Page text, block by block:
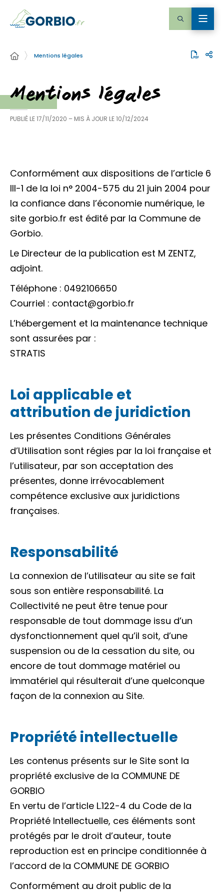
Mentions légales
Mentions légales
PUBLIÉ LE17/11/2020 – MIS À JOUR LE10/12/2024
Conformément aux dispositions de l’article 6
III-1 de la loi n° 2004-575 du 21 juin 2004 pour
la confiance dans l’économie numérique, le
site gorbio.fr est édité par la Commune de
Gorbio.
Le Directeur de la publication est M ZENTZ,
adjoint.
Téléphone : 0492106650
Courriel : contact@gorbio.fr
L’hébergement et la maintenance technique
sont assurées par :
STRATIS
Loi applicable et
attribution de juridiction
Les présentes Conditions Générales
d’Utilisation sont régies par la loi française et
l’utilisateur, par son acceptation des
présentes, donne irrévocablement
compétence exclusive aux juridictions
françaises.
Responsabilité
La connexion de l’utilisateur au site se fait
sous son entière responsabilité. La
Collectivité ne peut être tenue pour
responsable de tout dommage issu d’un
dysfonctionnement quel qu’il soit, d’une
suspension ou de la cessation du site, ou
encore de tout dommage matériel ou
immatériel qui résulterait d’une quelconque
façon de la connexion au Site.
Propriété intellectuelle
Les contenus présents sur le Site sont la
propriété exclusive de la COMMUNE DE
GORBIO
En vertu de l’article L.122-4 du Code de la
Propriété Intellectuelle, ces éléments sont
protégés par le droit d’auteur, toute
reproduction est en principe conditionnée à
l’accord de la COMMUNE DE GORBIO
Conformément au droit public de la